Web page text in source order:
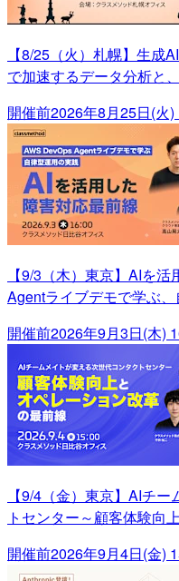
【8/25（火）札幌】生成
で加速するデータ分析と
開催前2026年8月25日(火)
【9/3（木）東京】AIを
Agentライブデモで学ぶ
開催前2026年9月3日(木)
【9/4（金）東京】AIチ
トセンター～顧客体験向
開催前2026年9月4日(金)